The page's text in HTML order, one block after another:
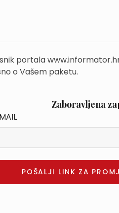
portala
o Vašem paketu.
Zaboravljena